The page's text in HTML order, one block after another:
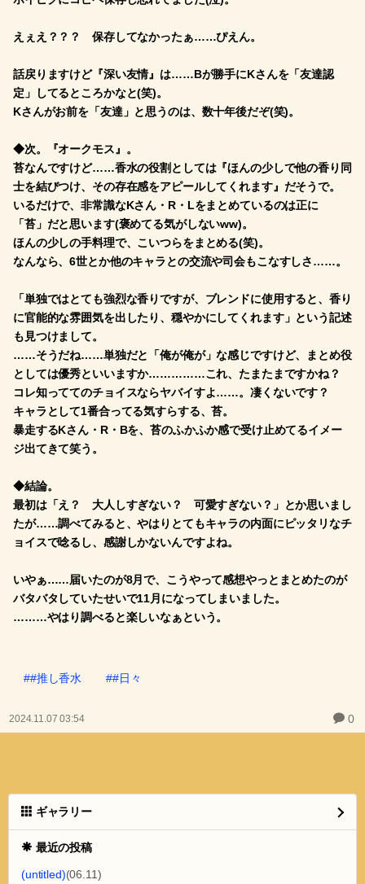
えぇえ？？？ 保存してなかったぁ……ぴえん。
話戻りますけど『深い友情』は……Bが勝手にKさんを「友達認
定」してるところかなと(笑)。
Kさんがお前を「友達」と思うのは、数十年後だぞ(笑)。
◆次。『オークモス』。
苔なんですけど……香水の役割としては『ほんの少しで他の香り同
士を結びつけ、その存在感をアピールしてくれます』だそうで。
いるだけで、非常識なKさん・R・Lをまとめているのは正に
「苔」だと思います(褒めてる気がしないww)。
ほんの少しの手料理で、こいつらをまとめる(笑)。
なんなら、6世とか他のキャラとの交流や司会もこなすしさ……。
「単独ではとても強烈な香りですが、ブレンドに使用すると、香り
に官能的な雰囲気を出したり、穏やかにしてくれます」という記述
も見つけまして。
……そうだね……単独だと「俺が俺が」な感じですけど、まとめ役
としては優秀といいますか……………これ、たまたまですかね？
コレ知っててのチョイスならヤバイすよ……。凄くないです？
キャラとして1番合ってる気すらする、苔。
暴走するKさん・R・Bを、苔のふかふか感で受け止めてるイメー
ジ出てきて笑う。
◆結論。
最初は「え？ 大人しすぎない？ 可愛すぎない？」とか思いまし
たが……調べてみると、やはりとてもキャラの内面にピッタリなチ
ョイスで唸るし、感謝しかないんですよね。
いやぁ……届いたのが8月で、こうやって感想やっとまとめたのが
バタバタしていたせいで11月になってしまいました。
………やはり調べると楽しいなぁという。
##推し香水 ##日々
2024.11.07 03:54 0
ギャラリー
最近の投稿
(untitled)(06.11)